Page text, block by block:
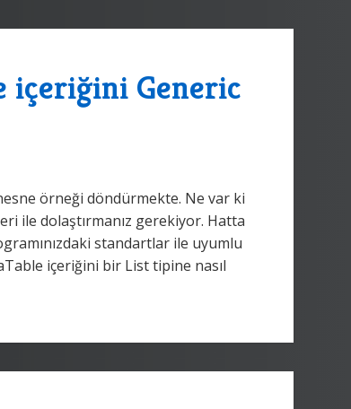
içeriğini Generic
örneği döndürmekte. Ne var ki
ile dolaştırmanız gerekiyor. Hatta
standartlar ile uyumlu
içeriğini bir Listtipine nasıl